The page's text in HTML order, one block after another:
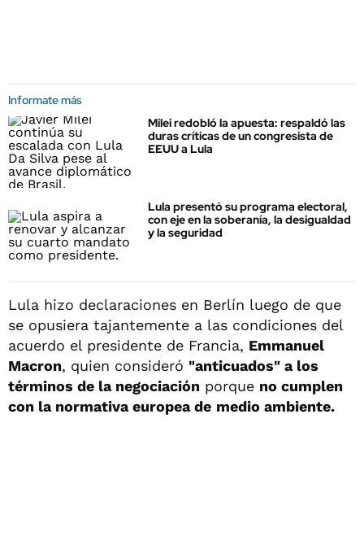
Informate más
Milei redobló la apuesta: respaldó las
duras críticas de un congresista de
EEUU a Lula
Lula presentó su programa electoral,
con eje en la soberanía, la desigualdad
y la seguridad
Lula hizo declaraciones en Berlín luego de que
se opusiera tajantemente a las condiciones del
acuerdo el presidente de Francia, Emmanuel
Macron, quien consideró "anticuados" a los
términos de la negociación porque no cumplen
con la normativa europea de medio ambiente.